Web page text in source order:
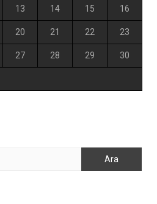
13 14 15 16
20 21 22 23
27 28 29 30